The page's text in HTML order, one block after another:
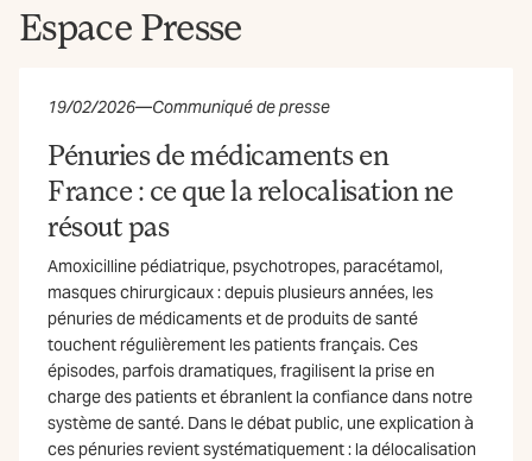
Espace Presse
19/02/2026—Communiqué de presse
Pénuries de médicaments en
France : ce que la relocalisation ne
résout pas
Amoxicilline pédiatrique, psychotropes, paracétamol,
masques chirurgicaux : depuis plusieurs années, les
pénuries de médicaments et de produits de santé
touchent régulièrement les patients français. Ces
épisodes, parfois dramatiques, fragilisent la prise en
charge des patients et ébranlent la confiance dans notre
système de santé. Dans le débat public, une explication à
ces pénuries revient systématiquement : la délocalisation